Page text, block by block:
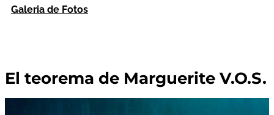
Galeria de Fotos
El teorema de Marguerite V.O.S.